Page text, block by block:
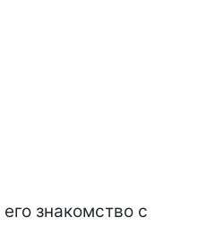
знакомство с